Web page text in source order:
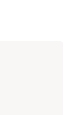
private parking.